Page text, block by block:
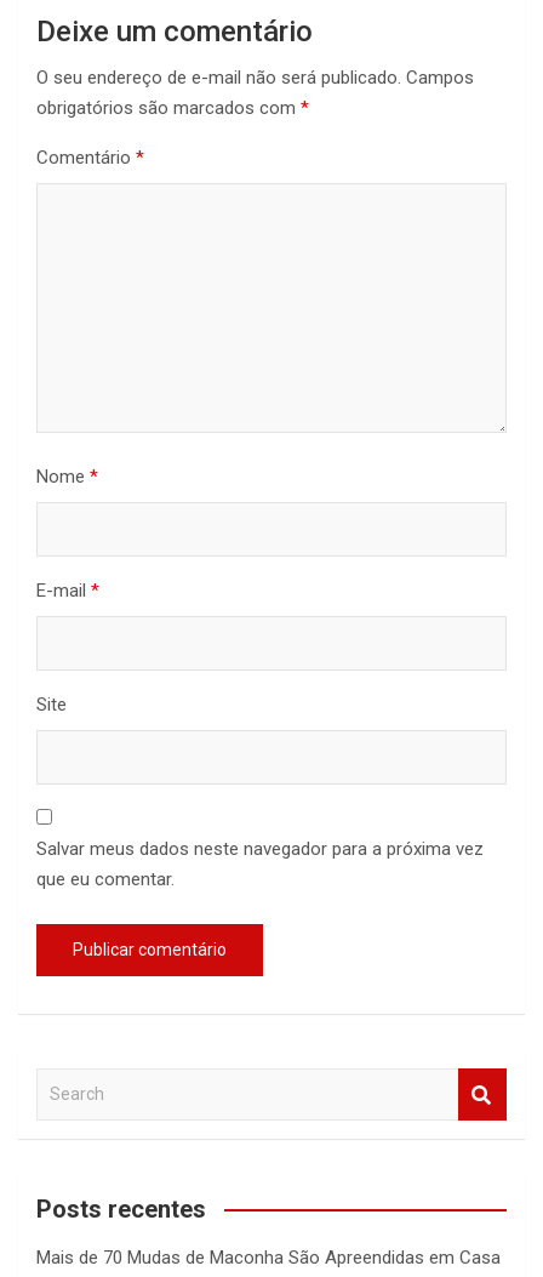
Deixe um comentário
O seu endereço de e-mail não será publicado. Campos
obrigatórios são marcados com *
Comentário *
Nome *
E-mail *
Site
Salvar meus dados neste navegador para a próxima vez
que eu comentar.
a
c
Posts recentes
Mais de 70 Mudas de Maconha São Apreendidas em Casa